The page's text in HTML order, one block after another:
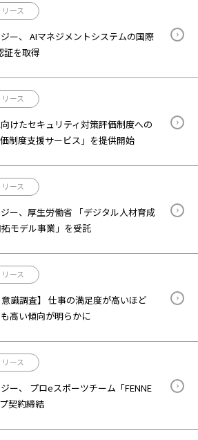
ース
ー、 AIマネジメントシステムの国際
証を取得
ース
けたセキュリティ対策評価制度への
制度支援サービス」を提供開始
ース
ー、厚生労働省 「デジタル人材育成
モデル事業」を受託
ース
意識調査】 仕事の満足度が高いほど
高い傾向が明らかに
ース
ー、 プロeスポーツチーム「FENNE
契約締結